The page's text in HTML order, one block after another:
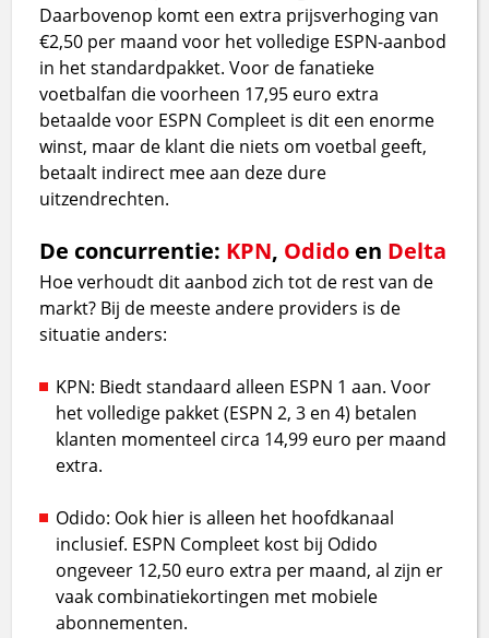
Daarbovenop komt een extra prijsverhoging van
€2,50 per maand voor het volledige ESPN-aanbod
in het standardpakket. Voor de fanatieke
voetbalfan die voorheen 17,95 euro extra
betaalde voor ESPN Compleet is dit een enorme
winst, maar de klant die niets om voetbal geeft,
betaalt indirect mee aan deze dure
uitzendrechten.
De concurrentie: KPN, Odido en Delta
Hoe verhoudt dit aanbod zich tot de rest van de
markt? Bij de meeste andere providers is de
situatie anders:
KPN: Biedt standaard alleen ESPN 1 aan. Voor
het volledige pakket (ESPN 2, 3 en 4) betalen
klanten momenteel circa 14,99 euro per maand
extra.
Odido: Ook hier is alleen het hoofdkanaal
inclusief. ESPN Compleet kost bij Odido
ongeveer 12,50 euro extra per maand, al zijn er
vaak combinatiekortingen met mobiele
abonnementen.